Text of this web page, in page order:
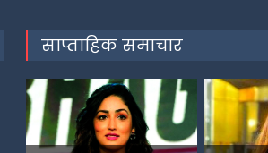
साप्ताहिक समाचार